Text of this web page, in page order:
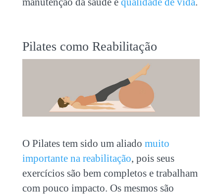
Pilates como Reabilitação
O Pilates tem sido um aliado muito
importante na reabilitação, pois seus
exercícios são bem completos e trabalham
com pouco impacto. Os mesmos são